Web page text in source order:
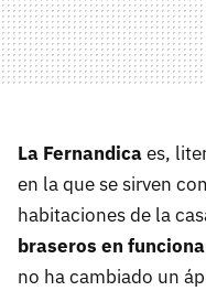
La Fernandicaes,
en la que se sirven
habitaciones de la
braseros en
no ha cambiado un